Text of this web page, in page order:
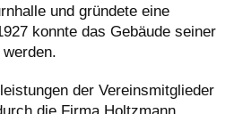
und gründete eine
konnte das Gebäude seiner
der Vereinsmitglieder